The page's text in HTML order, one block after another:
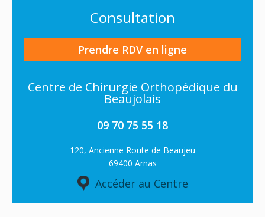
Consultation
Prendre RDV en ligne
Centre de Chirurgie Orthopédique du
Beaujolais
09 70 75 55 18
120, Ancienne Route de Beaujeu
69400 Arnas
Accéder au Centre